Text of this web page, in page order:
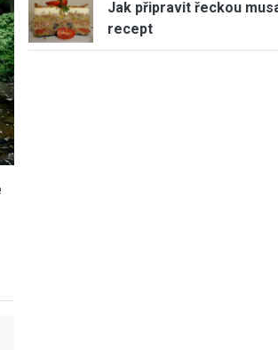
Jak připravit řeckou
recept